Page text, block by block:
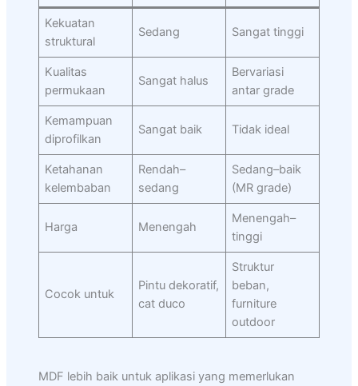
Kekuatan
struktural
Sedang Sangat tinggi
Kualitas
permukaan
Sangat halus
Bervariasi
antar grade
Kemampuan
diprofilkan
Sangat baik Tidak ideal
Ketahanan
kelembaban
Rendah–
sedang
Sedang–baik
(MR grade)
Harga Menengah
Menengah–
tinggi
Cocok untuk
Pintu dekoratif,
cat duco
Struktur
beban,
furniture
outdoor
MDF lebih baik untuk aplikasi yang memerlukan